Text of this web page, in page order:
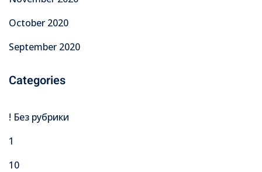
October 2020
September 2020
Categories
! Без рубрики
1
10